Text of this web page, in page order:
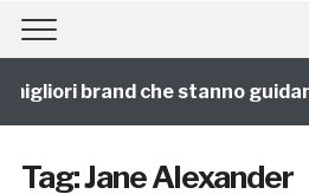
brand che stanno
Tag:Jane Alexander